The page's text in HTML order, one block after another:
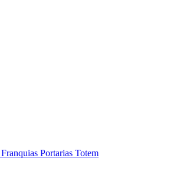
Franquias Portarias Totem